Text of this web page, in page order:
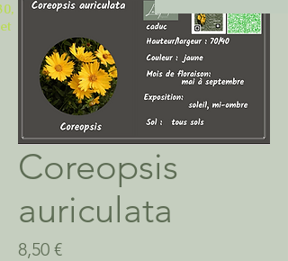
Coreopsis
auriculata
8,50 €Prix